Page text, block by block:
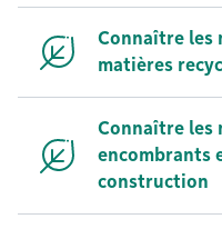
Connaître les
matières
Connaître les
encombrants
construction